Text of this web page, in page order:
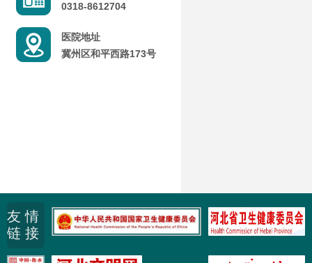
0318-8612704
医院地址
冀州区和平西路173号
友 情
链 接